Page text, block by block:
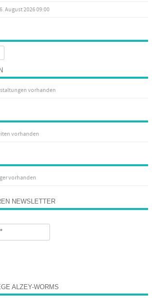
August 2026 09:00
vorhanden
vorhanden
vorhanden
NEWSLETTER
ALZEY-WORMS